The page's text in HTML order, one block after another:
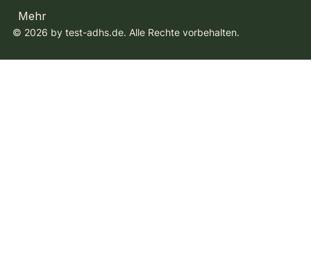
Mehr
© 2026 by test-adhs.de. Alle Rechte vorbehalten.